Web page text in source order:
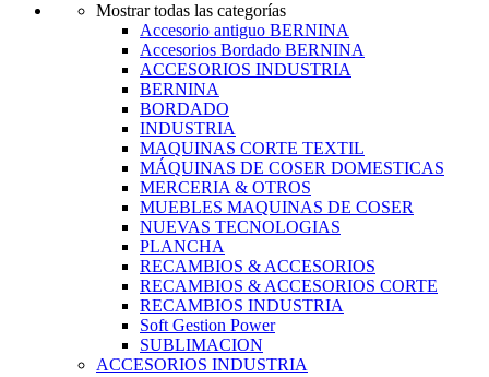
Mostrar todas las categorías
Accesorio antiguo BERNINA
Accesorios Bordado BERNINA
ACCESORIOS INDUSTRIA
BERNINA
BORDADO
INDUSTRIA
MAQUINAS CORTE TEXTIL
MÁQUINAS DE COSER DOMESTICAS
MERCERIA & OTROS
MUEBLES MAQUINAS DE COSER
NUEVAS TECNOLOGIAS
PLANCHA
RECAMBIOS & ACCESORIOS
RECAMBIOS & ACCESORIOS CORTE
RECAMBIOS INDUSTRIA
Soft Gestion Power
SUBLIMACION
ACCESORIOS INDUSTRIA